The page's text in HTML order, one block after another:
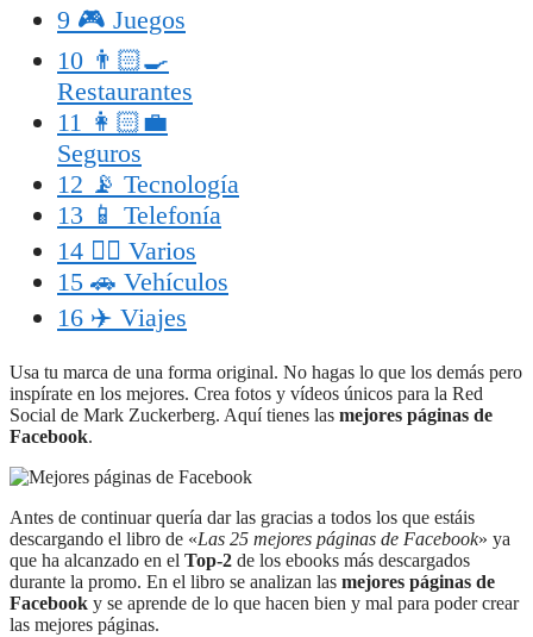
9 🎮 Juegos
10 👨🏻‍🍳
Restaurantes
11 👩🏻‍💼
Seguros
12 📡 Tecnología
13 📱 Telefonía
14 👉🏼 Varios
15 🚗 Vehículos
16 ✈️ Viajes
Usa tu marca de una forma original. No hagas lo que los demás pero
inspírate en los mejores. Crea fotos y vídeos únicos para la Red
Social de Mark Zuckerberg. Aquí tienes las mejores páginas de
Facebook.
Antes de continuar quería dar las gracias a todos los que estáis
descargando el libro de «Las 25 mejores páginas de Facebook» ya
que ha alcanzado en el Top-2 de los ebooks más descargados
durante la promo. En el libro se analizan las mejores páginas de
Facebook y se aprende de lo que hacen bien y mal para poder crear
las mejores páginas.